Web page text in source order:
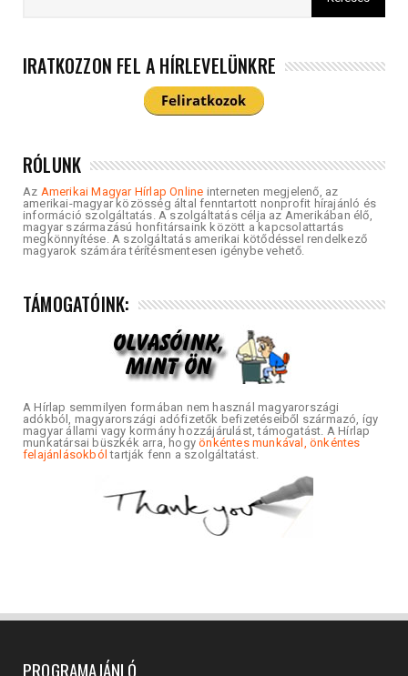
IRATKOZZON FEL A HÍRLEVELÜNKRE
RÓLUNK
Az Amerikai Magyar Hírlap Online interneten megjelenő, az
amerikai-magyar közösség által fenntartott nonprofit hírajánló és
információ szolgáltatás. A szolgáltatás célja az Amerikában élő,
magyar származású honfitársaink között a kapcsolattartás
megkönnyítése. A szolgáltatás amerikai kötődéssel rendelkező
magyarok számára térítésmentesen igénybe vehető.
TÁMOGATÓINK:
A Hírlap semmilyen formában nem használ magyarországi
adókból, magyarországi adófizetők befizetéseiből származó, így
magyar állami vagy kormány hozzájárulást, támogatást. A Hírlap
munkatársai büszkék arra, hogyönkéntes munkával, önkéntes
felajánlásokból tartják fenn a szolgáltatást.
PROGRAMAJÁNLÓ